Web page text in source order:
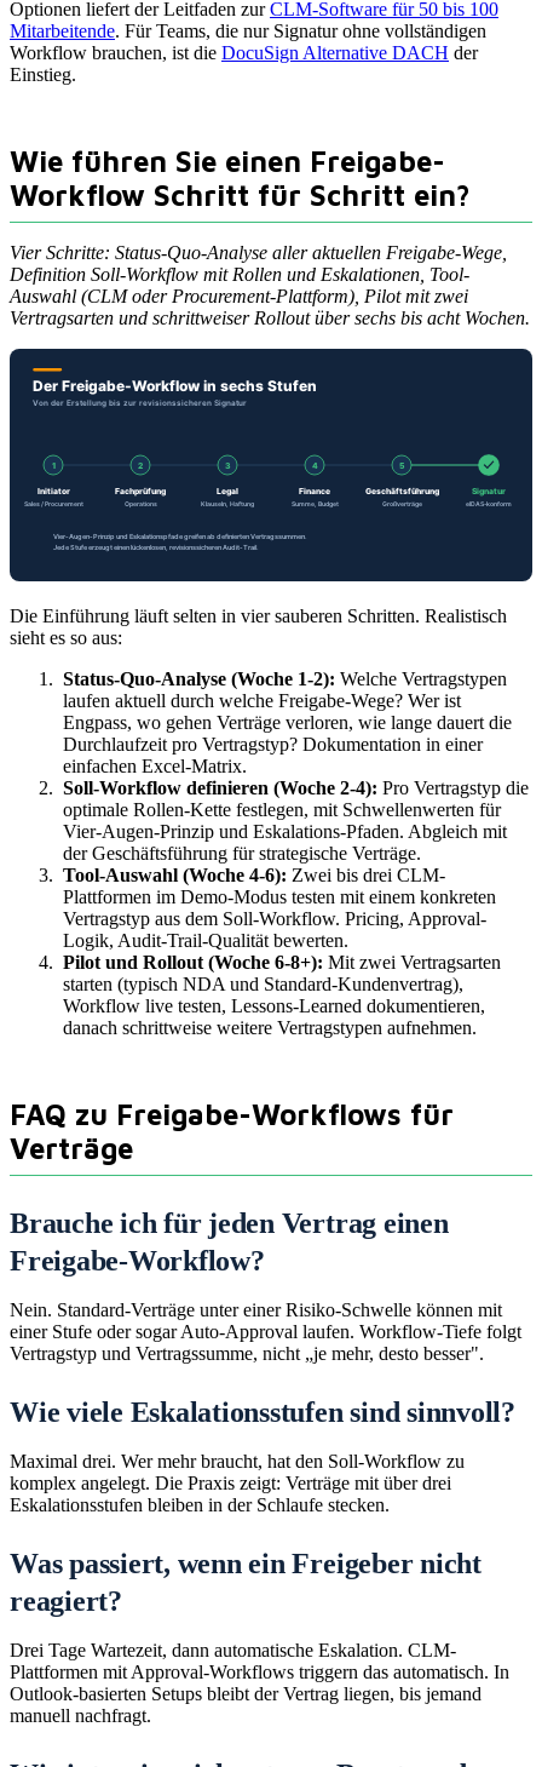
Optionen liefert der Leitfaden zurCLM-Software für 50 bis 100
Mitarbeitende. Für Teams, die nur Signatur ohne vollständigen
Workflow brauchen, ist die DocuSign Alternative DACH der
Einstieg.
Wie führen Sie einen Freigabe-
Workflow Schritt für Schritt ein?
Vier Schritte: Status-Quo-Analyse aller aktuellen Freigabe-Wege,
Definition Soll-Workflow mit Rollen und Eskalationen, Tool-
Auswahl (CLM oder Procurement-Plattform), Pilot mit zwei
Vertragsarten und schrittweiser Rollout über sechs bis acht Wochen.
Die Einführung läuft selten in vier sauberen Schritten. Realistisch
sieht es so aus:
Status-Quo-Analyse (Woche 1-2): Welche Vertragstypen
laufen aktuell durch welche Freigabe-Wege? Wer ist
Engpass, wo gehen Verträge verloren, wie lange dauert die
Durchlaufzeit pro Vertragstyp? Dokumentation in einer
einfachen Excel-Matrix.
Soll-Workflow definieren (Woche 2-4): Pro Vertragstyp die
optimale Rollen-Kette festlegen, mit Schwellenwerten für
Vier-Augen-Prinzip und Eskalations-Pfaden. Abgleich mit
der Geschäftsführung für strategische Verträge.
Tool-Auswahl (Woche 4-6): Zwei bis drei CLM-
Plattformen im Demo-Modus testen mit einem konkreten
Vertragstyp aus dem Soll-Workflow. Pricing, Approval-
Logik, Audit-Trail-Qualität bewerten.
Pilot und Rollout (Woche 6-8+): Mit zwei Vertragsarten
starten (typisch NDA und Standard-Kundenvertrag),
Workflow live testen, Lessons-Learned dokumentieren,
danach schrittweise weitere Vertragstypen aufnehmen.
FAQ zu Freigabe-Workflows für
Verträge
Brauche ich für jeden Vertrag einen
Freigabe-Workflow?
Nein. Standard-Verträge unter einer Risiko-Schwelle können mit
einer Stufe oder sogar Auto-Approval laufen. Workflow-Tiefe folgt
Vertragstyp und Vertragssumme, nicht „je mehr, desto besser".
Wie viele Eskalationsstufen sind sinnvoll?
Maximal drei. Wer mehr braucht, hat den Soll-Workflow zu
komplex angelegt. Die Praxis zeigt: Verträge mit über drei
Eskalationsstufen bleiben in der Schlaufe stecken.
Was passiert, wenn ein Freigeber nicht
reagiert?
Drei Tage Wartezeit, dann automatische Eskalation. CLM-
Plattformen mit Approval-Workflows triggern das automatisch. In
Outlook-basierten Setups bleibt der Vertrag liegen, bis jemand
manuell nachfragt.